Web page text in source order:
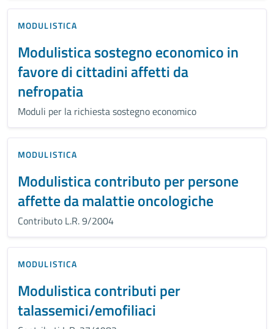
MODULISTICA
Modulistica sostegno economico in
favore di cittadini affetti da
nefropatia
Moduli per la richiesta sostegno economico
MODULISTICA
Modulistica contributo per persone
affette da malattie oncologiche
Contributo L.R. 9/2004
MODULISTICA
Modulistica contributi per
talassemici/emofiliaci